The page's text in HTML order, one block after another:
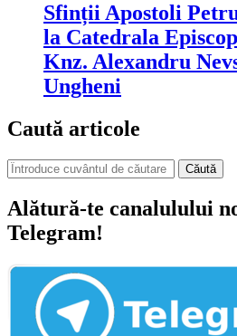
Sfinții Apostoli
la Catedrala
Knz. Alexandru
Ungheni
Caută articole
Căută
Alătură-te canalulului
Telegram!